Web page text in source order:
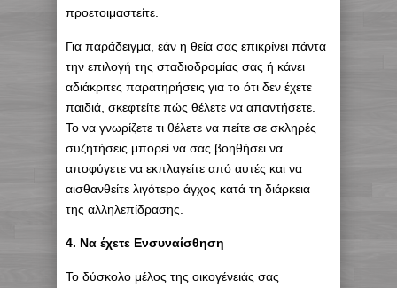
προετοιμαστείτε.
Για παράδειγμα, εάν η θεία σας επικρίνει πάντα
την επιλογή της σταδιοδρομίας σας ή κάνει
αδιάκριτες παρατηρήσεις για το ότι δεν έχετε
παιδιά, σκεφτείτε πώς θέλετε να απαντήσετε.
Το να γνωρίζετε τι θέλετε να πείτε σε σκληρές
συζητήσεις μπορεί να σας βοηθήσει να
αποφύγετε να εκπλαγείτε από αυτές και να
αισθανθείτε λιγότερο άγχος κατά τη διάρκεια
της αλληλεπίδρασης.
4. Να έχετε Ενσυναίσθηση
Το δύσκολο μέλος της οικογένειάς σας